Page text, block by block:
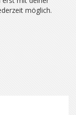
möglich.